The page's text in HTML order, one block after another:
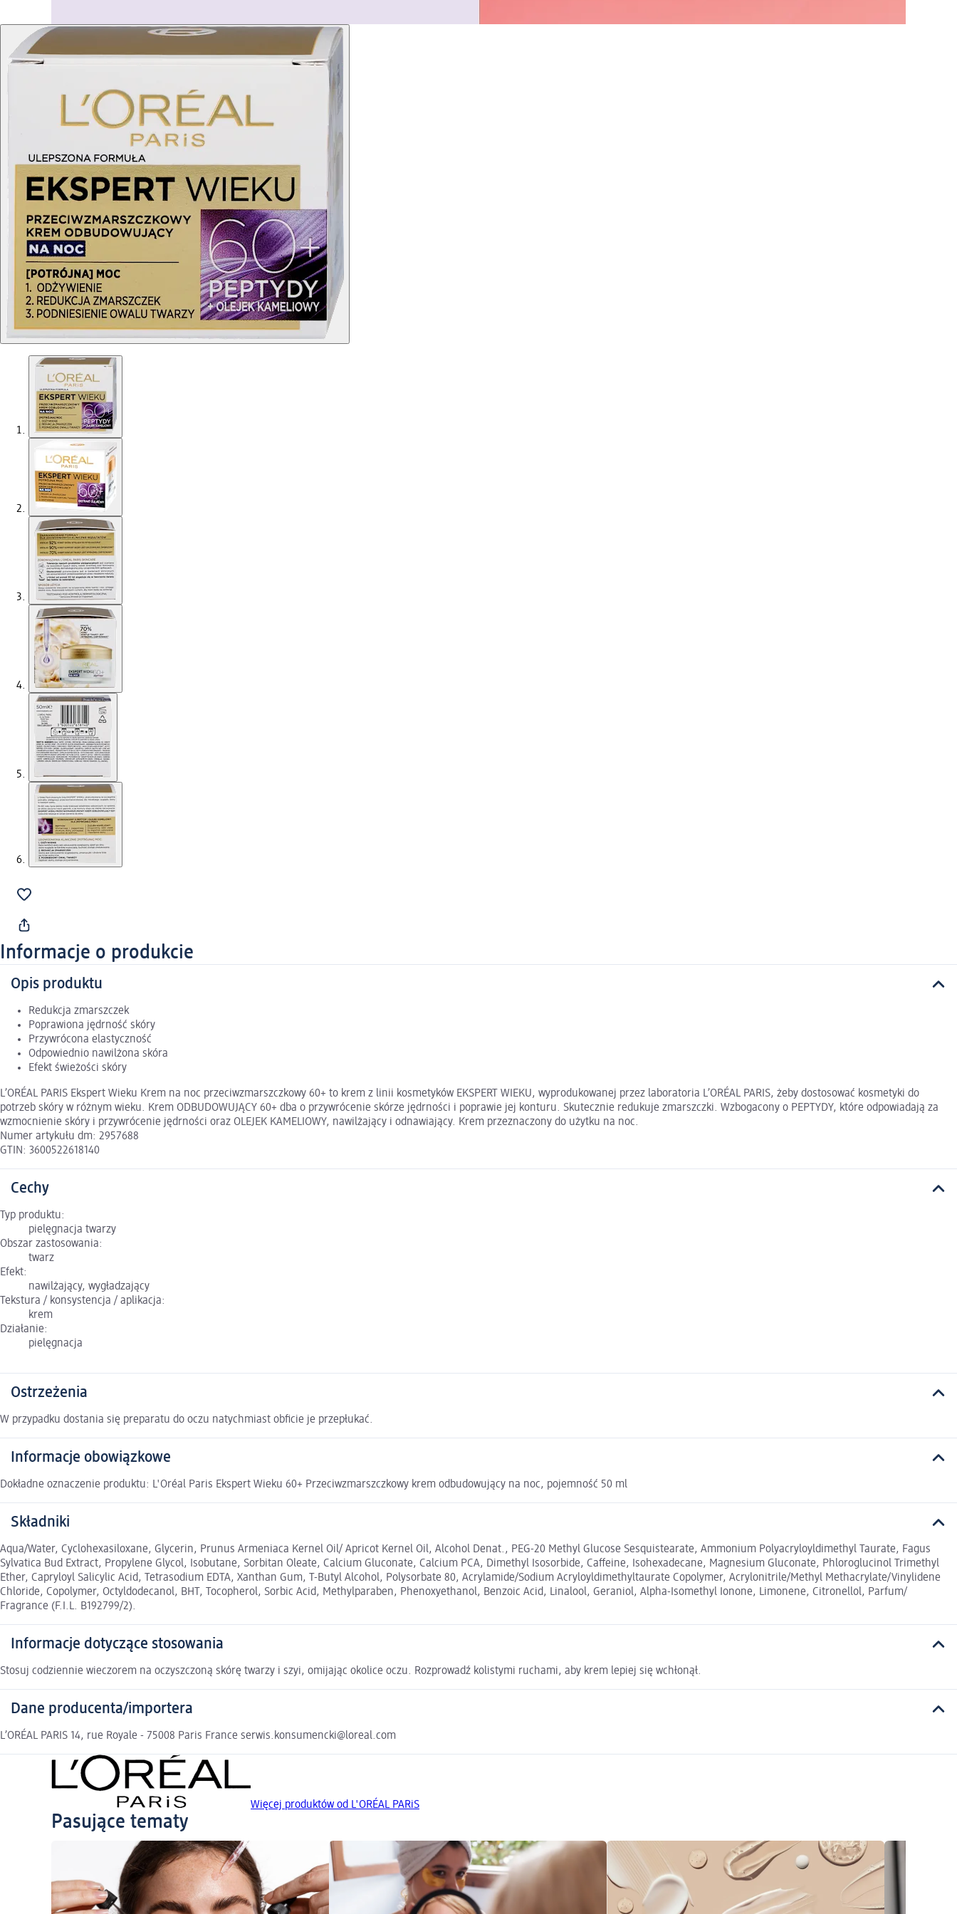
Informacje o produkcie
Opis produktu
Redukcja zmarszczek
Poprawiona jędrność skóry
Przywrócona elastyczność
Odpowiednio nawilżona skóra
Efekt świeżości skóry
L’ORÉAL PARIS Ekspert Wieku Krem na noc przeciwzmarszczkowy 60+ to krem z linii kosmetyków EKSPERT WIEKU, wyprodukowanej przez laboratoria L’ORÉAL PARIS, żeby dostosować kosmetyki do
potrzeb skóry w różnym wieku. Krem ODBUDOWUJĄCY 60+ dba o przywrócenie skórze jędrności i poprawie jej konturu. Skutecznie redukuje zmarszczki. Wzbogacony o PEPTYDY, które odpowiadają za
wzmocnienie skóry i przywrócenie jędrności oraz OLEJEK KAMELIOWY, nawilżający i odnawiający. Krem przeznaczony do użytku na noc.
Numer artykułu dm: 2957688
GTIN: 3600522618140
Cechy
Typ produktu:
pielęgnacja twarzy
Obszar zastosowania:
twarz
Efekt:
nawilżający, wygładzający
Tekstura / konsystencja / aplikacja:
krem
Działanie:
pielęgnacja
Ostrzeżenia
W przypadku dostania się preparatu do oczu natychmiast obficie je przepłukać.
Informacje obowiązkowe
Dokładne oznaczenie produktu: L'Oréal Paris Ekspert Wieku 60+ Przeciwzmarszczkowy krem odbudowujący na noc, pojemność 50 ml
Składniki
Aqua/Water, Cyclohexasiloxane, Glycerin, Prunus Armeniaca Kernel Oil/ Apricot Kernel Oil, Alcohol Denat., PEG-20 Methyl Glucose Sesquistearate, Ammonium Polyacryloyldimethyl Taurate, Fagus
Sylvatica Bud Extract, Propylene Glycol, Isobutane, Sorbitan Oleate, Calcium Gluconate, Calcium PCA, Dimethyl Isosorbide, Caffeine, Isohexadecane, Magnesium Gluconate, Phloroglucinol Trimethyl
Ether, Capryloyl Salicylic Acid, Tetrasodium EDTA, Xanthan Gum, T-Butyl Alcohol, Polysorbate 80, Acrylamide/Sodium Acryloyldimethyltaurate Copolymer, Acrylonitrile/Methyl Methacrylate/Vinylidene
Chloride, Copolymer, Octyldodecanol, BHT, Tocopherol, Sorbic Acid, Methylparaben, Phenoxyethanol, Benzoic Acid, Linalool, Geraniol, Alpha-Isomethyl Ionone, Limonene, Citronellol, Parfum/
Fragrance (F.I.L. B192799/2).
Informacje dotyczące stosowania
Stosuj codziennie wieczorem na oczyszczoną skórę twarzy i szyi, omijając okolice oczu. Rozprowadź kolistymi ruchami, aby krem lepiej się wchłonął.
Dane producenta/importera
L’ORÉAL PARIS 14, rue Royale - 75008 Paris France serwis.konsumencki@loreal.com
Więcej produktów od L'ORÉAL PARiS
Pasujące tematy